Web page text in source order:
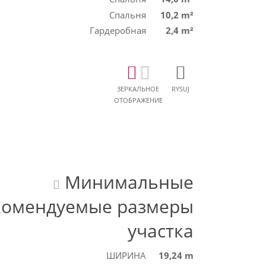
Спальня
10,2 m²
Гардеробная
2,4 m²
ЗЕРКАЛЬНОЕ
ОТОБРАЖЕНИЕ
RYSUJ
Минимальные
размеры
участка
ШИРИНА
19,24 m